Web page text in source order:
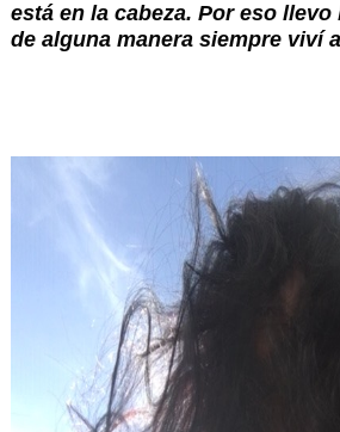
está en la cabeza. Por eso
de alguna manera siempre viví